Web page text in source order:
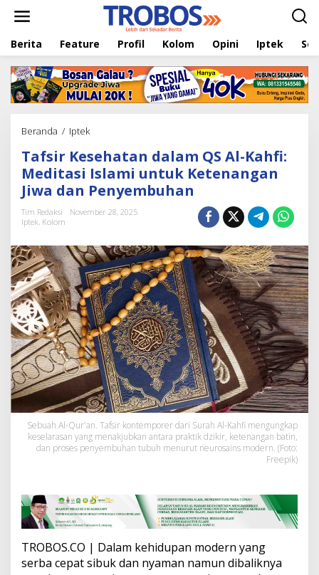
t
Berita Feature Profil Kolom Opini Iptek
Beranda / IptekT
f
s
i
r
K
e
h
a
t
a
n
d
a
l
a
m
Q
S
A
l
-
K
i
:
M
e
d
i
Tafsir Kesehatan dalam QS Al-Kahfi:
Meditasi Islami untuk Ketenangan
Jiwa dan Penyembuhan
Tim Redaksi
November 28, 2025
Iptek, Kolom
Sebuah Al-Qur'an. Tafsir kontemporer dari Surah Al-Kahfi mengungkap
keselarasan yang menakjubkan antara praktik dzikir, ketenangan batin,
dan proses penyembuhan tubuh menurut neurosains modern. (Foto:
Freepik)
TROBOS.CO | Dalam kehidupan modern yang
serba cepat sibuk dan nyaman namun dibaliknya